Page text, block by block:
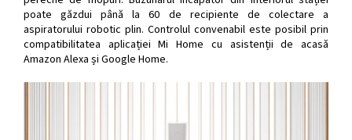
poate găzdui până la 60 de recipiente de colectare a
aspiratorului robotic plin. Controlul convenabil este posibil prin
compatibilitatea aplicației Mi Home cu asistenții de acasă
Amazon Alexa și Google Home.